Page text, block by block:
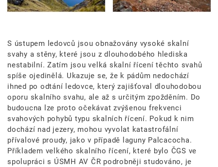
S ústupem ledovců jsou obnažovány vysoké skalní
svahy a stěny, které jsou z dlouhodobého hlediska
nestabilní. Zatím jsou velká skalní řícení těchto svahů
spíše ojedinělá. Ukazuje se, že k pádům nedochází
ihned po odtání ledovce, který zajišťoval dlouhodobou
oporu skalního svahu, ale až s určitým zpožděním. Do
budoucna lze proto očekávat zvýšenou frekvenci
svahových pohybů typu skalních řícení. Pokud k nim
dochází nad jezery, mohou vyvolat katastrofální
přívalové proudy, jako v případě laguny Palcacocha.
Příkladem velkého skalního řícení, které bylo ČGS ve
spolupráci s ÚSMH AV ČR podrobněji studováno, je